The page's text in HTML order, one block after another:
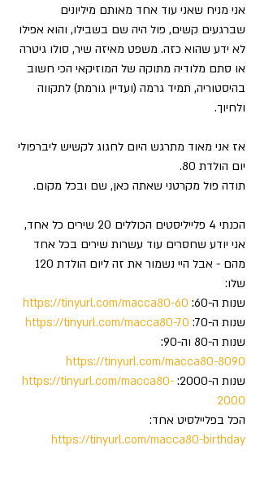
אני מניח שאני עוד אחד מאותם מיליונים
שברגעים קשים, פול היה שם בשבילו, והוא אפילו
לא ידע שהוא כזה. משפט מאיזה שיר, סולו גיטרה
או סתם מלודיה מתוקה של המוזיקאי הכי חשוב
בהיסטוריה, תמיד גרמה (ועדיין גורמת) לתקווה
ולחיוך.
אז אני מאוד מתרגש היום לחגוג לקשיש ליברפולי
יום הולדת 80.
תודה פול מקרטני שאתה כאן, שם ובכל מקום.
הכנתי 4 פלייליסטים הכוללים 20 שירים כל אחד,
אני יודע שחסרים עוד עשרות שירים בכל אחד
שלו:
שנות ה-60:
https://tinyurl.com/macca80-60
שנות ה-70:
https://tinyurl.com/macca80-70
שנות ה-80 וה-90:
https://tinyurl.com/macca80-8090
שנות ה-2000:
https://tinyurl.com/macca80-
2000
הכל בפליילסיט אחד:
https://tinyurl.com/macca80-birthday